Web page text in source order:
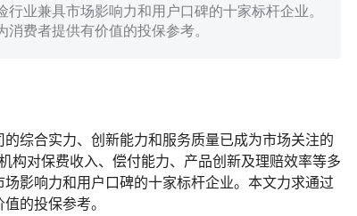
业兼具市场影响力和用户口碑的十家标杆企业。
费者提供有价值的投保参考。
综合实力、创新能力和服务质量已成为市场关注的
对保费收入、偿付能力、产品创新及理赔效率等多
影响力和用户口碑的十家标杆企业。本文力求通过
的投保参考。